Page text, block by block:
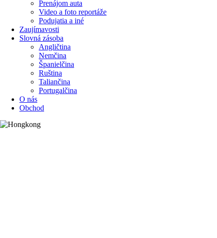
Prenájom auta
Video a foto reportáže
Podujatia a iné
Zaujímavosti
Slovná zásoba
Angličtina
Nemčina
Španielčina
Ruština
Taliančina
Portugalčina
O nás
Obchod